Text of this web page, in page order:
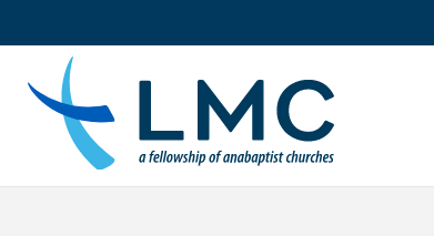
to
content